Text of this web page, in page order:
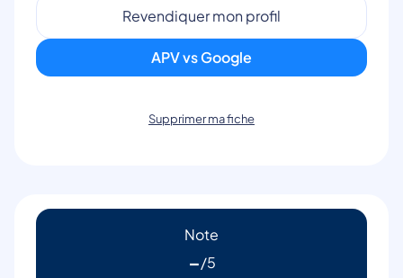
Revendiquer mon profil
APV vs Google
Supprimer ma fiche
Note
-